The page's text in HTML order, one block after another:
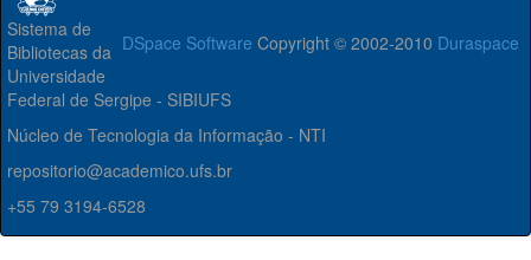
DSpace Software Copyright © 2002-2010 Duraspace
Sistema de
Bibliotecas da
Universidade
Federal de Sergipe - SIBIUFS
Núcleo de Tecnologia da Informação - NTI
repositorio@academico.ufs.br
+55 79 3194-6528